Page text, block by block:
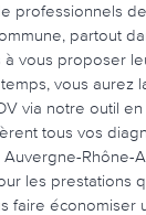
professionnels
partout
à vous proposer
vous aurez
via notre outil en
tous vos
Auvergne-Rhône-
les prestations
faire économiser